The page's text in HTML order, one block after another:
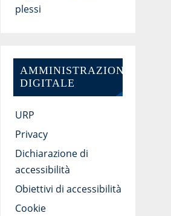
plessi
AMMINISTRAZIONE
DIGITALE
URP
Privacy
Dichiarazione di
accessibilità
Obiettivi di accessibilità
Cookie